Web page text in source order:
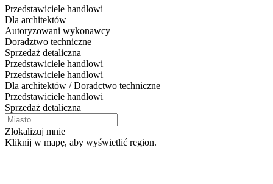
Przedstawiciele handlowi
Dla architektów
Autoryzowani wykonawcy
Doradztwo techniczne
Sprzedaż detaliczna
Przedstawiciele handlowi
Przedstawiciele handlowi
Dla architektów / Doradctwo techniczne
Przedstawiciele handlowi
Sprzedaż detaliczna
Zlokalizuj mnie
Kliknij w mapę, aby wyświetlić region.